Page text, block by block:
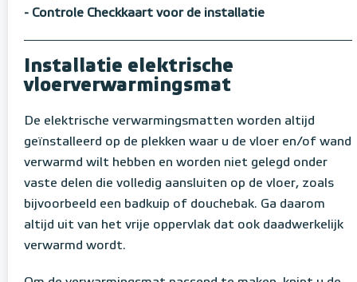
- Controle Checkkaart voor de installatie
Installatie elektrische
vloerverwarmingsmat
De elektrische verwarmingsmatten worden altijd
geïnstalleerd op de plekken waar u de vloer en/of wand
verwarmd wilt hebben en worden niet gelegd onder
vaste delen die volledig aansluiten op de vloer, zoals
bijvoorbeeld een badkuip of douchebak. Ga daarom
altijd uit van het vrije oppervlak dat ook daadwerkelijk
verwarmd wordt.